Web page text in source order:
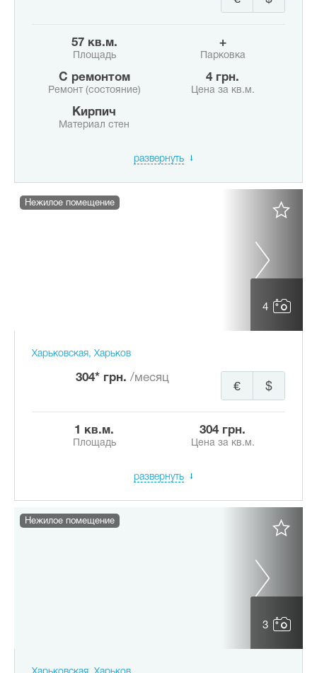
57 кв.м.
Площадь
+
Парковка
с ремонтом
Ремонт (состояние)
4 грн.
Цена за кв.м.
Кирпич
Материал стен
развернуть
4
Нежилое помещение
Харьковская, Харьков
304* грн. /месяц
$
€
1 кв.м.
Площадь
304 грн.
Цена за кв.м.
развернуть
3
Нежилое помещение